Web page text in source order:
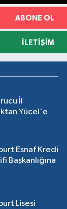
ABONE OL
İLETIŞIM
İl
Yücel'e
Esnaf Kredi
Başkanlığına
Lisesi